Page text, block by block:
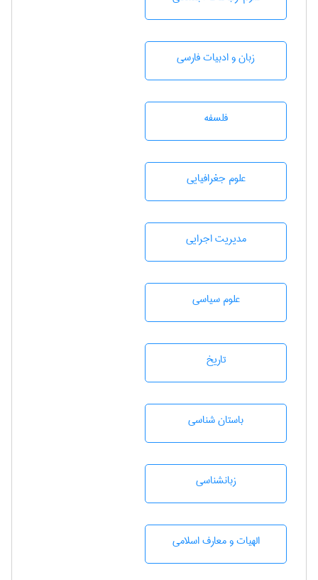
زبان و ادبيات فارسی
فلسفه
علوم جغرافيايی
مديريت اجرايی
علوم سياسی
تاريخ
باستان شناسی
زبانشناسی
الهیات و معارف اسلامی